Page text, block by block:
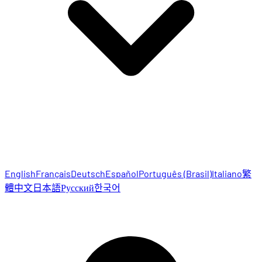
EnglishFrançaisDeutschEspañolPortuguês (Brasil)Italiano繁
體中文日本語Русский한국어